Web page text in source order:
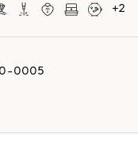
+2
0005